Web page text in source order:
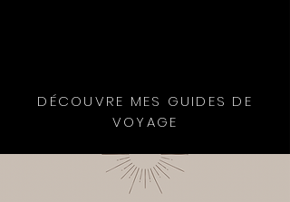
DÉCOUVRE MES GUIDES DE
VOYAGE